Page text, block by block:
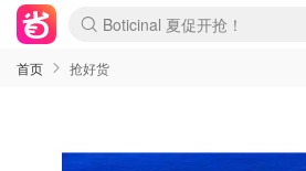
Boticinal 夏促开抢！
4折！lulu周四疯狂上新
还没结束！&OtherStories大促
Joybuy变相75折 随时失效
速领！Stanley独家85折
疑似霸哥！Camper额外叠85折
Zalando 奥莱闪促！每日更新
Moncler反季囤！5折起+叠9折
Coach Brooklyn仅€192
首页 抢好货